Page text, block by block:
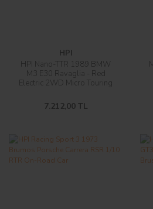
HPI
HPI Nano-TTR 1989 BMW
M3 E30 Ravaglia - Red
Electric 2WD Micro Touring
7.212,00 TL